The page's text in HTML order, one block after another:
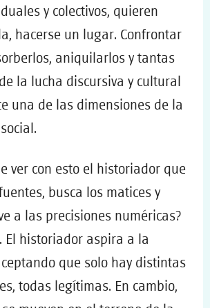
y colectivos, quieren
hacerse un lugar. Confrontar
aniquilarlos y tantas
la lucha discursiva y cultural
una de las dimensiones de la
ver con esto el historiador que
busca los matices y
a las precisiones numéricas?
El historiador aspira a la
que solo hay distintas
todas legítimas. En cambio,